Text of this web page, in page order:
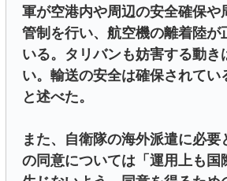
軍が空港内や周辺の安全確保や
管制を行い、航空機の離着陸が
いる。タリバンも妨害する動き
い。輸送の安全は確保されてい
と述べた。
また、自衛隊の海外派遣に必要
の同意については「運用上も国